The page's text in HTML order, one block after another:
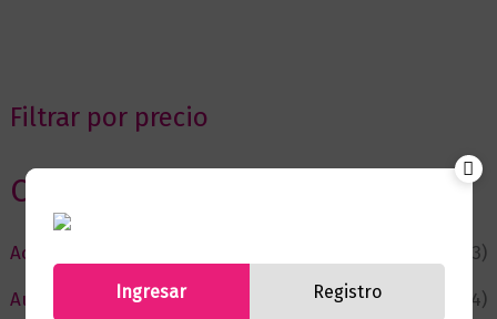
Filtrar por precio
Categorias
Actualidad
(53)
Autor del Mes
(4)
Ingresar Registro